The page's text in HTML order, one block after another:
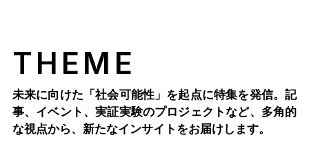
THEME
未来に向けた「社会可能性」を起点に特集を発信。記
事、イベント、実証実験のプロジェクトなど、多角的
な視点から、新たなインサイトをお届けします。